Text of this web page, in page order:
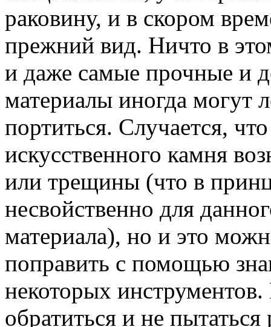
раковину, и в скором
прежний вид. Ничто в
и даже самые прочные и
материалы иногда могут
портиться. Случается,
искусственного камня
или трещины (что в
несвойственно для
материала), но и это
поправить с помощью
некоторых инструментов.
обратиться и не